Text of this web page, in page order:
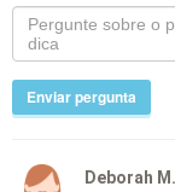
Enviar pergunta
Deborah M.